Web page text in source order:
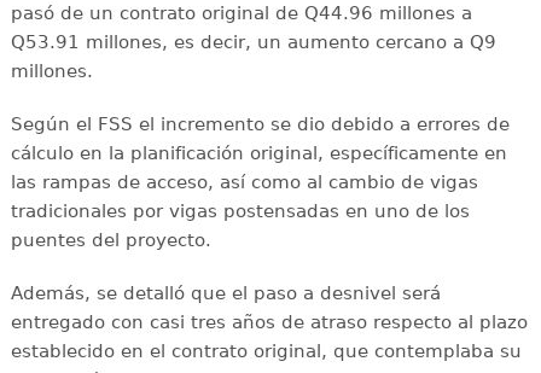
pasó de un contrato original de Q44.96 millones a
Q53.91 millones, es decir, un aumento cercano a Q9
millones.
Según el FSS el incremento se dio debido a errores de
cálculo en la planificación original, específicamente en
las rampas de acceso, así como al cambio de vigas
tradicionales por vigas postensadas en uno de los
puentes del proyecto.
Además, se detalló que el paso a desnivel será
entregado con casi tres años de atraso respecto al plazo
establecido en el contrato original, que contemplaba su